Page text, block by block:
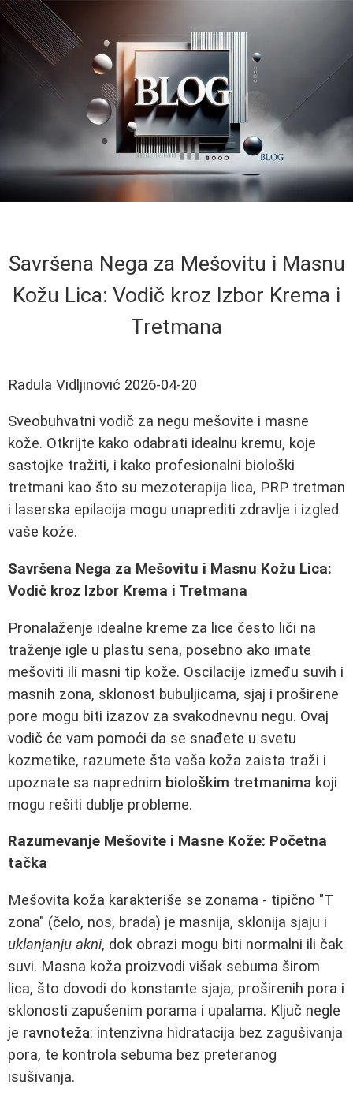
Savršena Nega za Mešovitu i Masnu
Kožu Lica: Vodič kroz Izbor Krema i
Tretmana
Radula Vidljinović 2026-04-20
Sveobuhvatni vodič za negu mešovite i masne
kože. Otkrijte kako odabrati idealnu kremu, koje
sastojke tražiti, i kako profesionalni biološki
tretmani kao što su mezoterapija lica, PRP tretman
i laserska epilacija mogu unaprediti zdravlje i izgled
vaše kože.
Savršena Nega za Mešovitu i Masnu Kožu Lica:
Vodič kroz Izbor Krema i Tretmana
Pronalaženje idealne kreme za lice često liči na
traženje igle u plastu sena, posebno ako imate
mešoviti ili masni tip kože. Oscilacije između suvih i
masnih zona, sklonost bubuljicama, sjaj i proširene
pore mogu biti izazov za svakodnevnu negu. Ovaj
vodič će vam pomoći da se snađete u svetu
kozmetike, razumete šta vaša koža zaista traži i
upoznate sa naprednim biološkim tretmanima koji
mogu rešiti dublje probleme.
Razumevanje Mešovite i Masne Kože: Početna
tačka
Mešovita koža karakteriše se zonama - tipično "T
zona" (čelo, nos, brada) je masnija, sklonija sjaju i
uklanjanju akni, dok obrazi mogu biti normalni ili čak
suvi. Masna koža proizvodi višak sebuma širom
lica, što dovodi do konstante sjaja, proširenih pora i
sklonosti zapušenim porama i upalama. Ključ negle
je ravnoteža: intenzivna hidratacija bez zagušivanja
pora, te kontrola sebuma bez preteranog
isušivanja.